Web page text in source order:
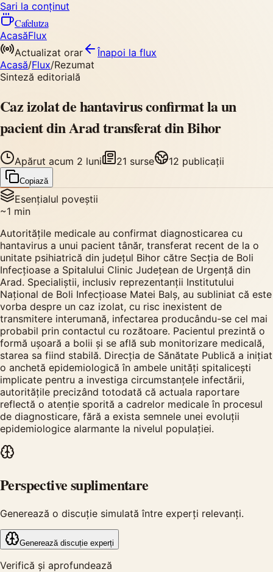
Sari la conținut
Cafelutza
AcasăFlux
Actualizat orar
Înapoi la flux
Acasă/Flux/Rezumat
Sinteză editorială
Caz izolat de hantavirus confirmat la un
pacient din Arad transferat din Bihor
Apărut acum 2 luni 21 surse 12 publicații
Copiază
Esențialul poveștii
~1 min
Autoritățile medicale au confirmat diagnosticarea cu
hantavirus a unui pacient tânăr, transferat recent de la o
unitate psihiatrică din județul Bihor către Secția de Boli
Infecțioase a Spitalului Clinic Județean de Urgență din
Arad. Specialiștii, inclusiv reprezentanții Institutului
Național de Boli Infecțioase Matei Balș, au subliniat că este
vorba despre un caz izolat, cu risc inexistent de
transmitere interumană, infectarea producându-se cel mai
probabil prin contactul cu rozătoare. Pacientul prezintă o
formă ușoară a bolii și se află sub monitorizare medicală,
starea sa fiind stabilă. Direcția de Sănătate Publică a inițiat
o anchetă epidemiologică în ambele unități spitalicești
implicate pentru a investiga circumstanțele infectării,
autoritățile precizând totodată că actuala raportare
reflectă o atenție sporită a cadrelor medicale în procesul
de diagnosticare, fără a exista semnele unei evoluții
epidemiologice alarmante la nivelul populației.
Perspective suplimentare
Generează o discuție simulată între experți relevanți.
Generează discuție experți
Verifică și aprofundează